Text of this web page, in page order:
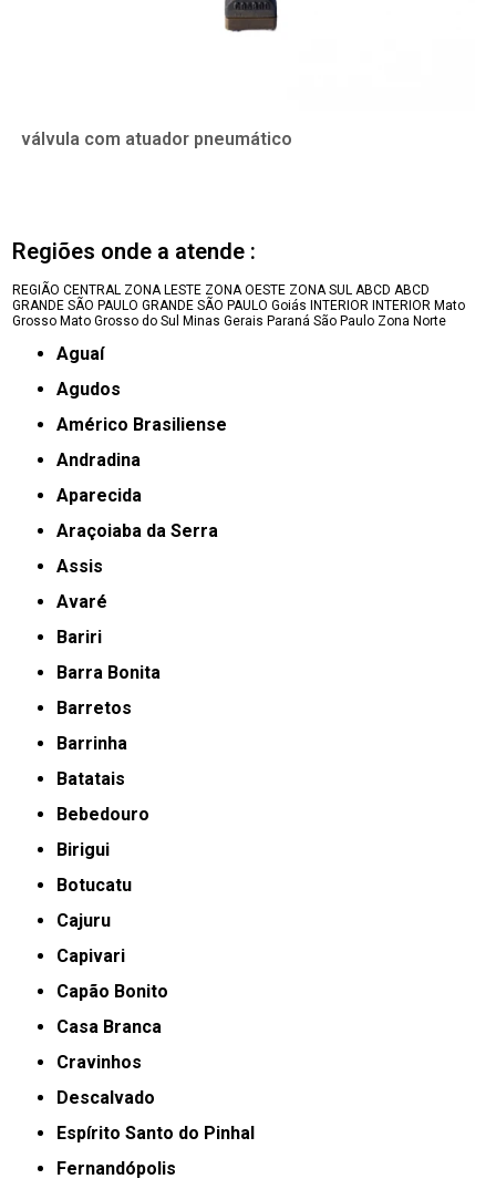
válvula com atuador pneumático
Regiões onde a atende :
REGIÃO CENTRAL ZONA LESTE ZONA OESTE ZONA SUL ABCD ABCD
GRANDE SÃO PAULO GRANDE SÃO PAULO Goiás INTERIOR INTERIOR Mato
Grosso Mato Grosso do Sul Minas Gerais Paraná São Paulo Zona Norte
Aguaí
Agudos
Américo Brasiliense
Andradina
Aparecida
Araçoiaba da Serra
Assis
Avaré
Bariri
Barra Bonita
Barretos
Barrinha
Batatais
Bebedouro
Birigui
Botucatu
Cajuru
Capivari
Capão Bonito
Casa Branca
Cravinhos
Descalvado
Espírito Santo do Pinhal
Fernandópolis